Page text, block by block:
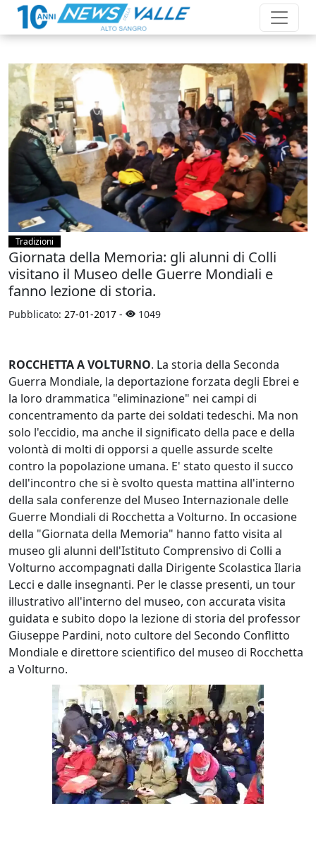
Tradizioni
Giornata della Memoria: gli alunni di Colli
visitano il Museo delle Guerre Mondiali e
fanno lezione di storia.
Pubblicato: 27-01-2017 - 1049
ROCCHETTA A VOLTURNO. La storia della Seconda
Guerra Mondiale, la deportazione forzata degli Ebrei e
la loro drammatica "eliminazione" nei campi di
concentramento da parte dei soldati tedeschi. Ma non
solo l'eccidio, ma anche il significato della pace e della
volontà di molti di opporsi a quelle assurde scelte
contro la popolazione umana. E' stato questo il succo
dell'incontro che si è svolto questa mattina all'interno
della sala conferenze del Museo Internazionale delle
Guerre Mondiali di Rocchetta a Volturno. In occasione
della "Giornata della Memoria" hanno fatto visita al
museo gli alunni dell'Istituto Comprensivo di Colli a
Volturno accompagnati dalla Dirigente Scolastica Ilaria
Lecci e dalle insegnanti. Per le classe presenti, un tour
illustrativo all'interno del museo, con accurata visita
guidata e subito dopo la lezione di storia del professor
Giuseppe Pardini, noto cultore del Secondo Conflitto
Mondiale e direttore scientifico del museo di Rocchetta
a Volturno.